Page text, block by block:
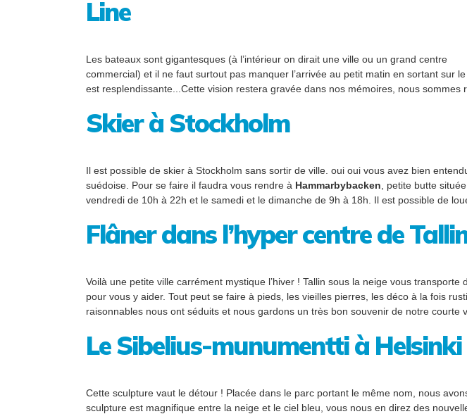
Line
Les bateaux sont gigantesques (à l’intérieur on dirait une ville ou un grand centre
commercial) et il ne faut surtout pas manquer l’arrivée au petit matin en sortant sur
est resplendissante...Cette vision restera gravée dans nos mémoires, nous
Skier à Stockholm
Il est possible de skier à Stockholm sans sortir de ville. oui oui vous avez bien
suédoise. Pour se faire il faudra vous rendre à Hammarbybacken, petite butte
vendredi de 10h à 22h et le samedi et le dimanche de 9h à 18h. Il est possible de
Flâner dans l’hyper centre de
Voilà une petite ville carrément mystique l’hiver ! Tallin sous la neige vous
pour vous y aider. Tout peut se faire à pieds, les vieilles pierres, les déco à la fois
raisonnables nous ont séduits et nous gardons un très bon souvenir de notre courte
Le Sibelius-munumentti à Helsinki
Cette sculpture vaut le détour ! Placée dans le parc portant le même nom, nous
sculpture est magnifique entre la neige et le ciel bleu, vous nous en direz des